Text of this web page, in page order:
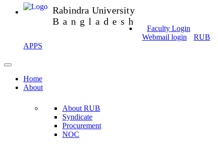
Rabindra University
Bangladesh
Faculty Login
Webmail login
RUB
APPS
Home
About
About RUB
Syndicate
Procurement
NOC